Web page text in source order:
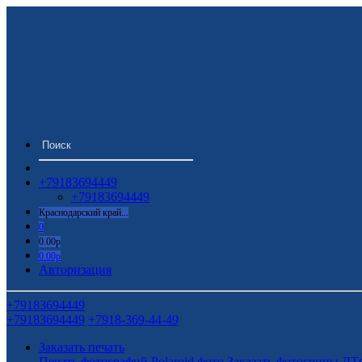
+79183694449
+79183694449
Краснодарский край...
0
0.00р
0.00р
Авторизация
+79183694449
+79183694449 +7918-369-44-49
Заказать печать